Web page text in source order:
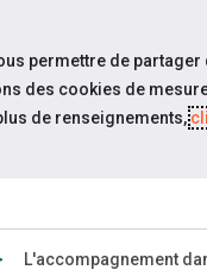
L'accompagnement
permettre de
des cookies de mesure
de renseignements,